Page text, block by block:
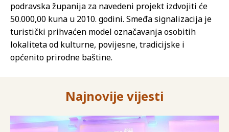
podravska županija za navedeni projekt izdvojiti će
50.000,00 kuna u 2010. godini. Smeđa signalizacija je
turistički prihvaćen model označavanja osobitih
lokaliteta od kulturne, povijesne, tradicijske i
općenito prirodne baštine.
Najnovije vijesti